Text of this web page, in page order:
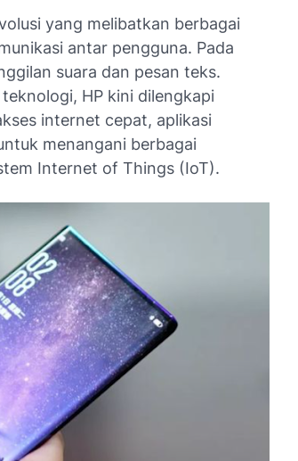
yang melibatkan berbagai
antar pengguna. Pada
suara dan pesan teks.
HP kini dilengkapi
internet cepat, aplikasi
menangani berbagai
Internet of Things (IoT).